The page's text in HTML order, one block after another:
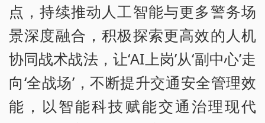
点，持续推动人工智能与更多警务场
景深度融合，积极探索更高效的人机
协同战术战法，让‘AI上岗’从‘副中心’走
向‘全战场’，不断提升交通安全管理效
能，以智能科技赋能交通治理现代